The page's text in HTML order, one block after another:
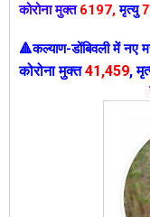
कोरोना मुक्त6197,मृत्यु
🔺कल्याण-डोंबिवली मेंनए
कोरोना मुक्त41,459,